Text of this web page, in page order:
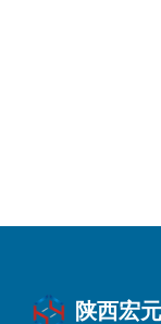
陕西宏